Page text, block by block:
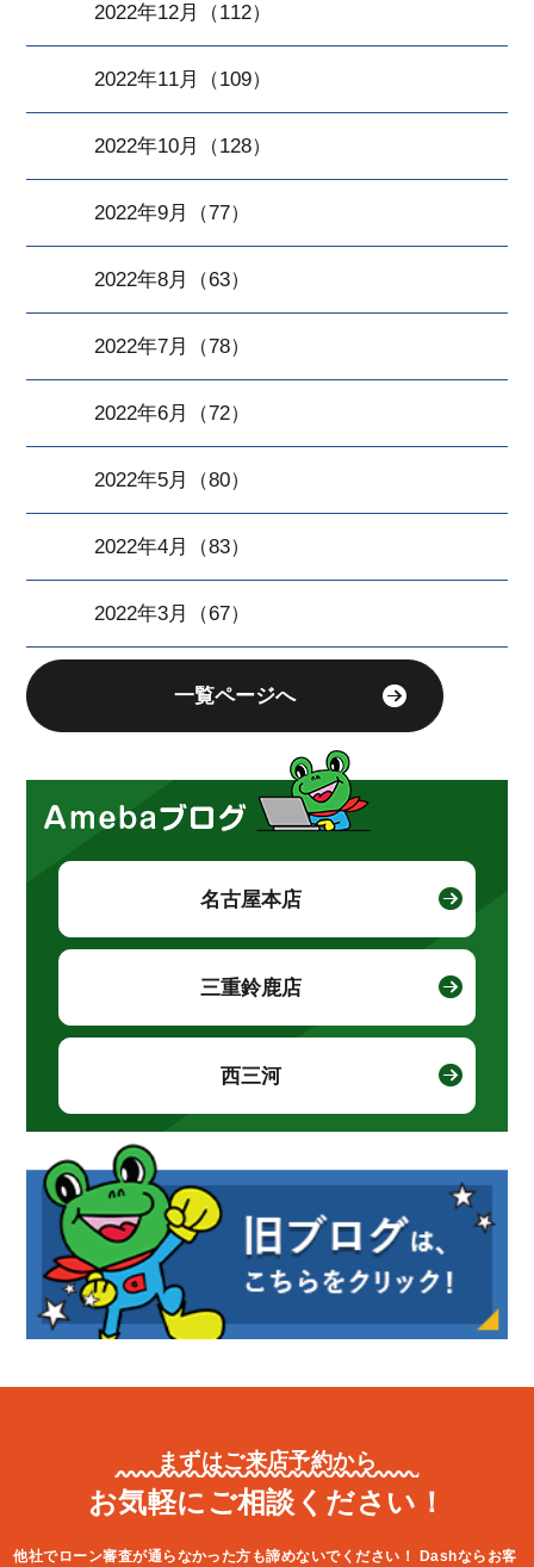
2022年12月（112）
2022年11月（109）
2022年10月（128）
2022年9月（77）
2022年8月（63）
2022年7月（78）
2022年6月（72）
2022年5月（80）
2022年4月（83）
2022年3月（67）
一覧ページへ
名古屋本店
三重鈴鹿店
西三河
まずはご来店予約から
お気軽にご相談ください！
他社でローン審査が通らなかった方も諦めないでください！ Dashならお客